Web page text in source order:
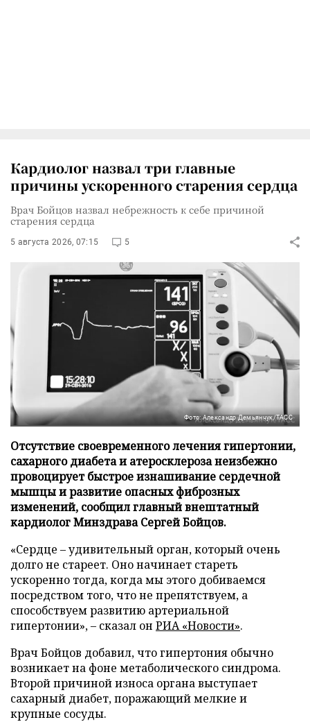
Кардиолог назвал три главные
причины ускоренного старения сердца
Врач Бойцов назвал небрежность к себе причиной
старения сердца
5 августа 2026, 07:15 5
Фото: Александр Демьянчук/ТАСС
Отсутствие своевременного лечения гипертонии,
сахарного диабета и атеросклероза неизбежно
провоцирует быстрое изнашивание сердечной
мышцы и развитие опасных фиброзных
изменений, сообщил главный внештатный
кардиолог Минздрава Сергей Бойцов.
«Сердце – удивительный орган, который очень
долго не стареет. Оно начинает стареть
ускоренно тогда, когда мы этого добиваемся
посредством того, что не препятствуем, а
способствуем развитию артериальной
гипертонии», – сказал он РИА «Новости».
Врач Бойцов добавил, что гипертония обычно
возникает на фоне метаболического синдрома.
Второй причиной износа органа выступает
сахарный диабет, поражающий мелкие и
крупные сосуды.